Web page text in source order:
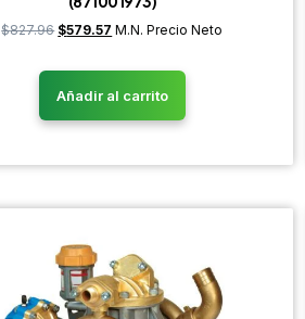
$827.96 $579.57 M.N. Precio Neto
Añadir al carrito